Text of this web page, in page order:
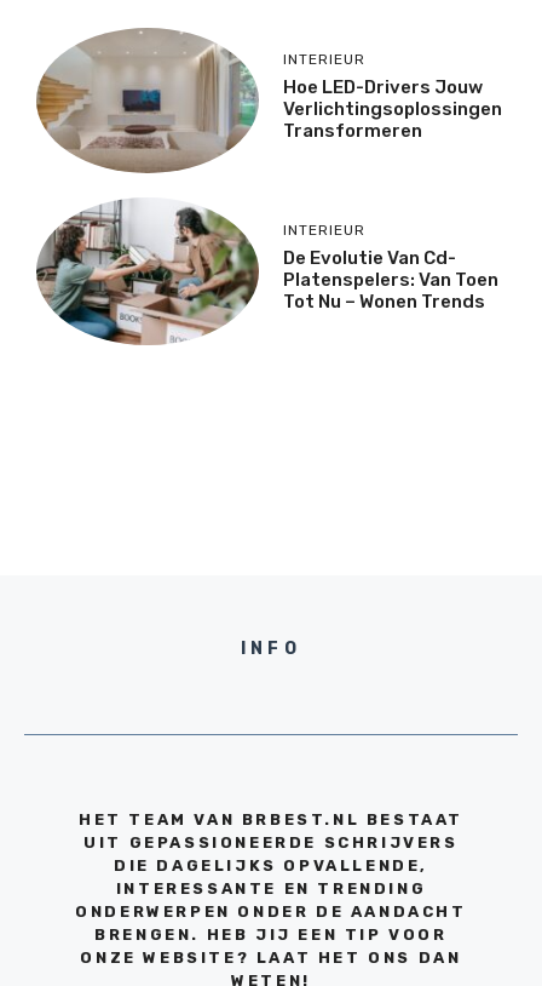
INTERIEUR
Hoe LED-Drivers Jouw
Verlichtingsoplossingen
Transformeren
INTERIEUR
De Evolutie Van Cd-
Platenspelers: Van Toen
Tot Nu – Wonen Trends
INFO
HET TEAM VAN BRBEST.NL BESTAAT
UIT GEPASSIONEERDE SCHRIJVERS
DIE DAGELIJKS OPVALLENDE,
INTERESSANTE EN TRENDING
ONDERWERPEN ONDER DE AANDACHT
BRENGEN. HEB JIJ EEN TIP VOOR
ONZE WEBSITE? LAAT HET ONS DAN
WETEN!